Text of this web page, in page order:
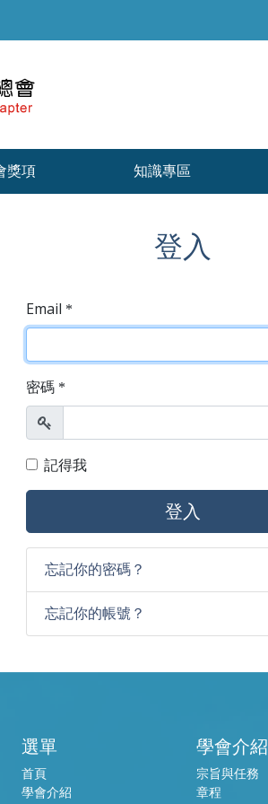
獎項 知識專區
登入
Email *
密碼 *
顯示
記得我
登入
忘記你的密碼？
忘記你的帳號？
選單
首頁
學會介紹
學會介紹
宗旨與任務
章程